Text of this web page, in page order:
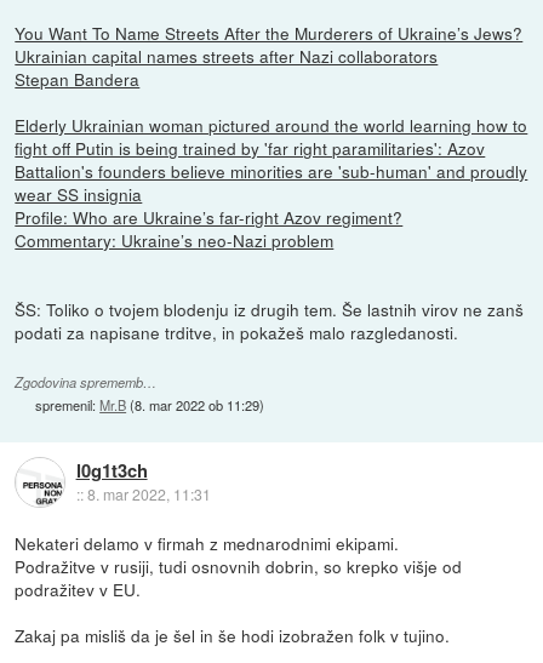
You Want To Name Streets After the Murderers of Ukraine’s Jews?
Ukrainian capital names streets after Nazi collaborators
Stepan Bandera
Elderly Ukrainian woman pictured around the world learning how to
fight off Putin is being trained by 'far right paramilitaries': Azov
Battalion's founders believe minorities are 'sub-human' and proudly
wear SS insignia
Profile: Who are Ukraine’s far-right Azov regiment?
Commentary: Ukraine’s neo-Nazi problem
ŠS: Toliko o tvojem blodenju iz drugih tem. Še lastnih virov ne zanš
podati za napisane trditve, in pokažeš malo razgledanosti.
Zgodovina sprememb…
spremenil:Mr.B(8. mar 2022 ob 11:29)
l0g1t3ch
::8. mar 2022, 11:31
Nekateri delamo v firmah z mednarodnimi ekipami.
Podražitve v rusiji, tudi osnovnih dobrin, so krepko višje od
podražitev v EU.
Zakaj pa misliš da je šel in še hodi izobražen folk v tujino.